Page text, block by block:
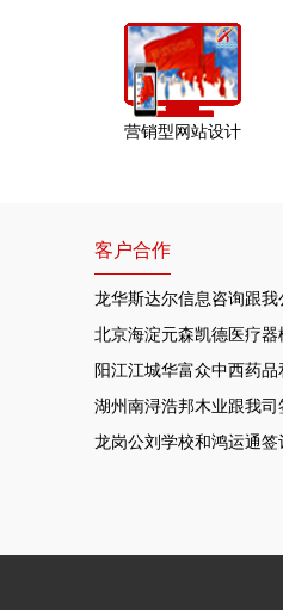
营销型网站设计
客户合作
龙华斯达尔信息咨询跟
北京海淀元森凯德医疗
阳江江城华富众中西药
湖州南浔浩邦木业跟我
龙岗公刘学校和鸿运通